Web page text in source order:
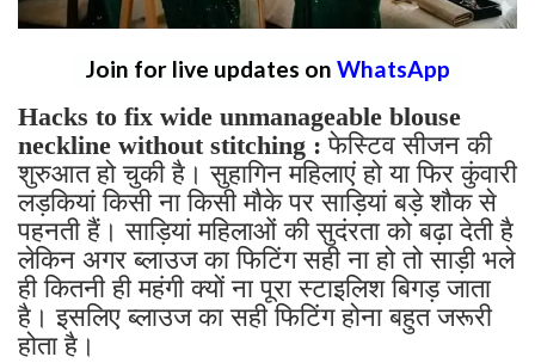
Join for live updates on WhatsApp
Hacks to fix wide unmanageable blouse
neckline without stitching :फेस्टिव सीजन की
शुरुआत हो चुकी है। सुहागिन महिलाएं हो या फिर कुंवारी
लड़कियां किसी ना किसी मौके पर साड़ियां बड़े शौक से
पहनती हैं। साड़ियां महिलाओं की सुदंरता को बढ़ा देती है
लेकिन अगर ब्लाउज का फिटिंग सही ना हो तो साड़ी भले
ही कितनी ही महंगी क्यों ना पूरा स्टाइलिश बिगड़ जाता
है। इसलिए ब्लाउज का सही फिटिंग होना बहुत जरूरी
होता है।